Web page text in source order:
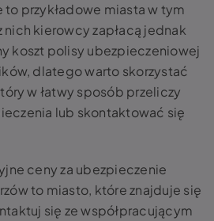
to przykładowe miasta w tym
nich kierowcy zapłacą jednak
koszt polisy ubezpieczeniowej
dlatego warto skorzystać
w łatwy sposób przeliczy
lub skontaktować się
ceny za ubezpieczenie
to miasto, które znajduje się
się ze współpracującym